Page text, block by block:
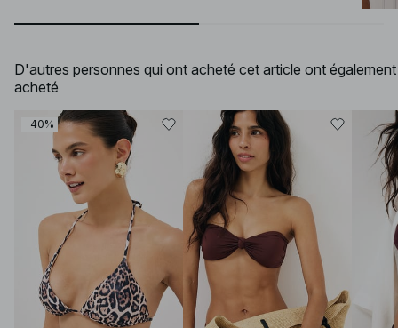
D'autres personnes qui ont acheté cet article ont également
acheté
-40%